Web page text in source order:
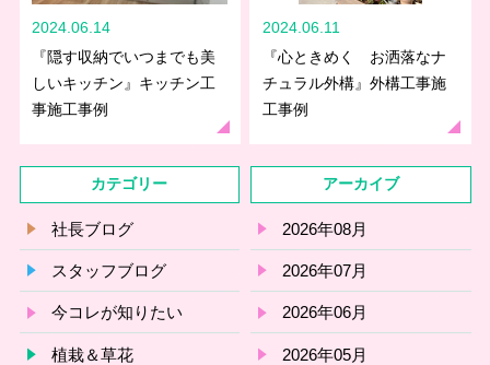
2024.06.14
『隠す収納でいつまでも美
しいキッチン』キッチン工
事施工事例
2024.06.11
『心ときめく お洒落なナ
チュラル外構』外構工事施
工事例
カテゴリー
社長ブログ
スタッフブログ
今コレが知りたい
植栽＆草花
アーカイブ
2026年08月
2026年07月
2026年06月
2026年05月